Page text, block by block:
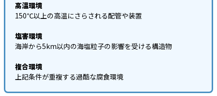
高温環境
150℃以上の高温にさらされる配管や装置
塩害環境
海岸から5km以内の海塩粒子の影響を受ける構造物
複合環境
上記条件が重複する過酷な腐食環境